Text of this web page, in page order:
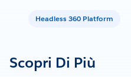
Headless 360 Platform
Scopri Di Più